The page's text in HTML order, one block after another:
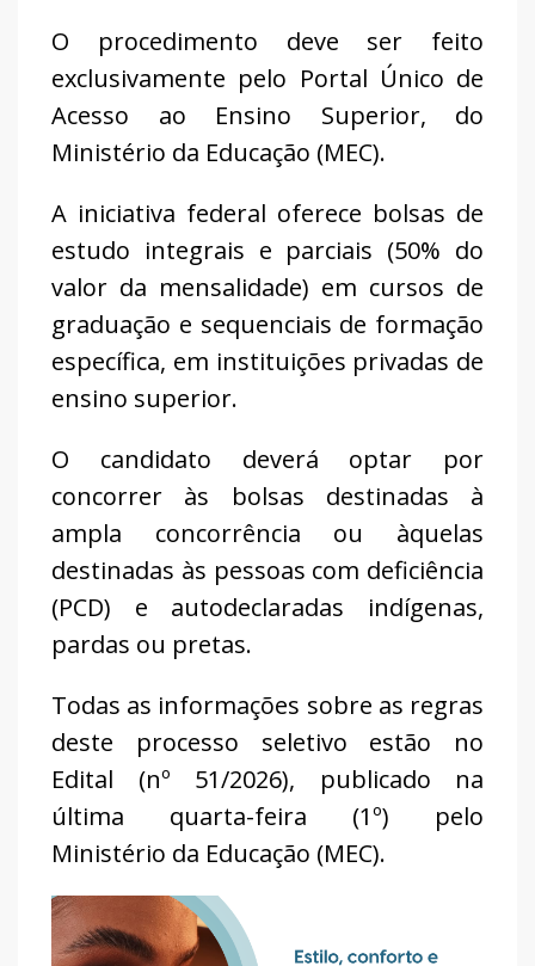
O procedimento deve ser feito
exclusivamente pelo Portal Único de
Acesso ao Ensino Superior, do
Ministério da Educação (MEC).
A iniciativa federal oferece bolsas de
estudo integrais e parciais (50% do
valor da mensalidade) em cursos de
graduação e sequenciais de formação
específica, em instituições privadas de
ensino superior.
O candidato deverá optar por
concorrer às bolsas destinadas à
ampla concorrência ou àquelas
destinadas às pessoas com deficiência
(PCD) e autodeclaradas indígenas,
pardas ou pretas.
Todas as informações sobre as regras
deste processo seletivo estão no
Edital (nº 51/2026), publicado na
última quarta-feira (1º) pelo
Ministério da Educação (MEC).